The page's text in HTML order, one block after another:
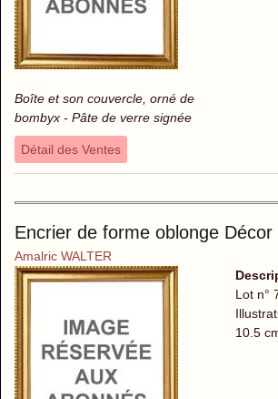
Boîte et son couvercle, orné de
bombyx - Pâte de verre signée
Détail des Ventes
Encrier de forme oblonge
Amalric WALTER
Lot n°
10.5